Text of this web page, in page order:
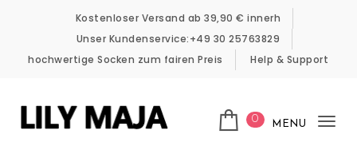
Kostenloser Versand ab 39,90 € innerh
Unser Kundenservice:+49 30 25763829
hochwertige Socken zum fairen Preis
Help & Support
0 MENU